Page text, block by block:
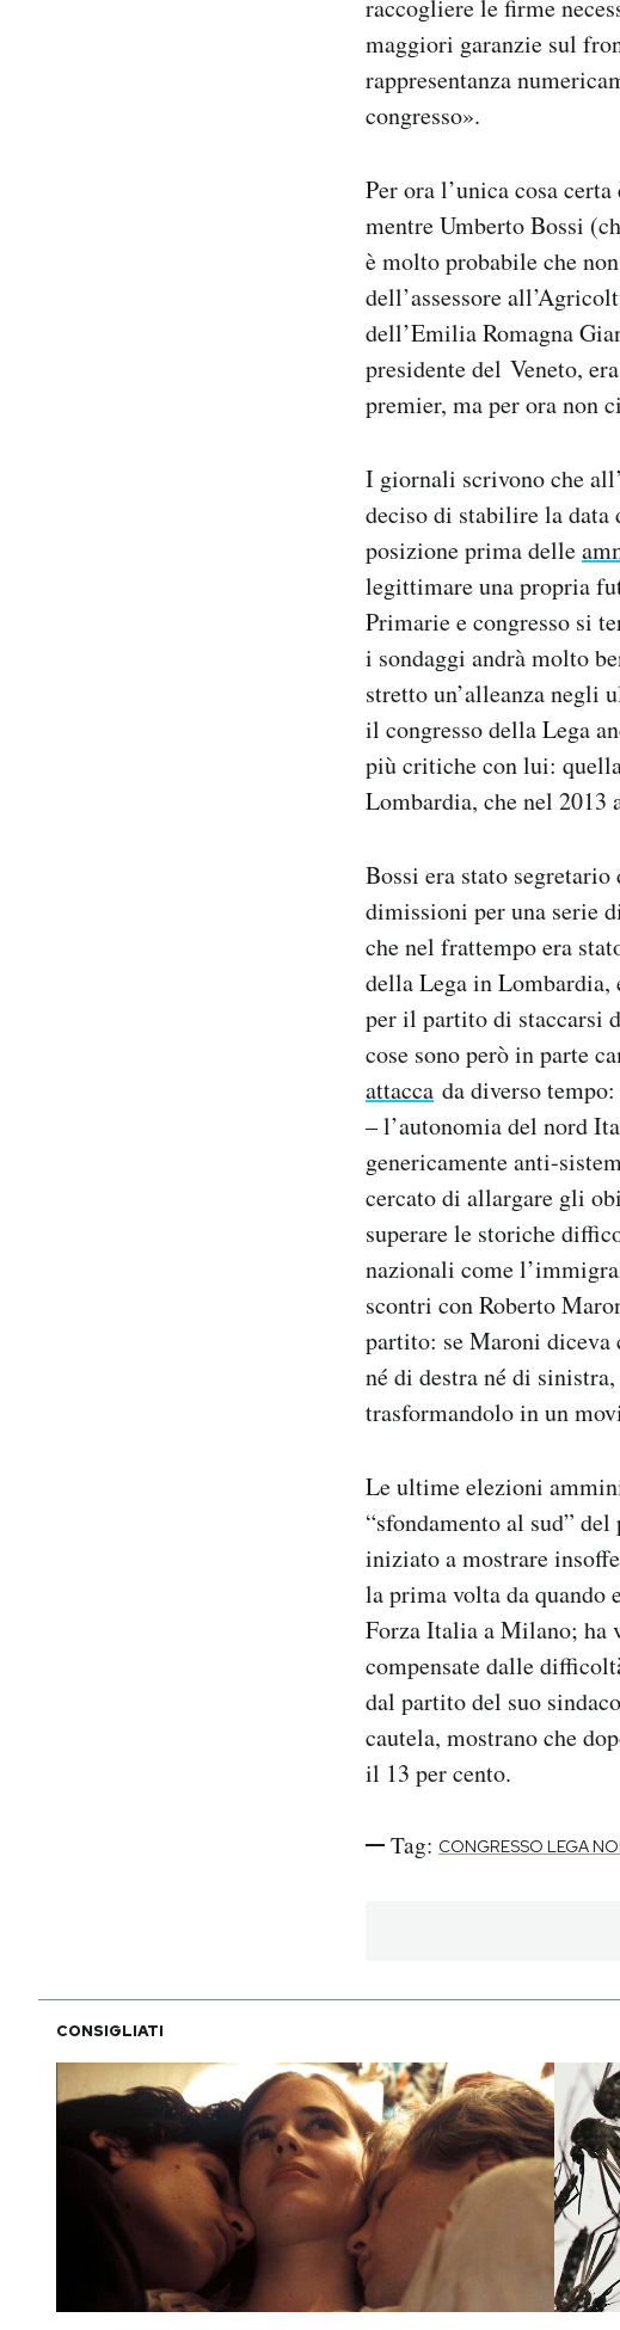
raccogliere le firme
maggiori garanzie sul
rappresentanza
congresso».
Per ora l’unica cosa
mentre Umberto Bossi
è molto probabile che
dell’assessore
dell’Emilia Romagna
presidente del Veneto,
premier, ma per ora non
I giornali scrivono che
deciso di stabilire la data
posizione prima delle
legittimare una propria
Primarie e congresso si
i sondaggi andrà molto
stretto un’alleanza negli
il congresso della Lega
più critiche con lui:
Lombardia, che nel 2013
Bossi era stato
dimissioni per una serie
che nel frattempo era
della Lega in
per il partito di staccarsi
cose sono però in parte
attacca da diverso
– l’autonomia del nord
genericamente anti-
cercato di allargare gli
superare le storiche
nazionali come
scontri con Roberto
partito: se Maroni diceva
né di destra né di
trasformandolo in un
Le ultime elezioni
“sfondamento al sud”
iniziato a mostrare
la prima volta da quando
Forza Italia a Milano; ha
compensate dalle
dal partito del suo
cautela, mostrano che
il 13 per cento.
Tag: CONGRESSO LEGA
CONSIGLIATI